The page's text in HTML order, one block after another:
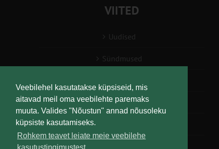
Veebilehel kasutatakse küpsiseid, mis
aitavad meil oma veebilehte paremaks
muuta. Valides "Nõustun" annad nõusoleku
küpsiste kasutamiseks.
Rohkem teavet leiate meie veebilehe
VIITED
Uudised
Sündmused
Teabesalv
Liitu uudiskirjaga